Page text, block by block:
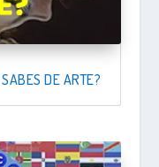
DE ARTE?